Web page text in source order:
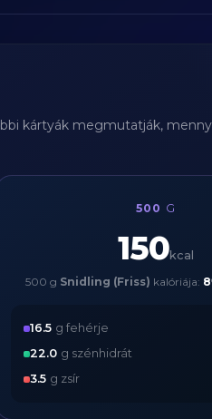
kártyák megmutatják,
500 G
150kcal
500 g Snidling (Friss) kalóriája: 8
16.5 g fehérje
22.0 g szénhidrát
3.5 g zsír